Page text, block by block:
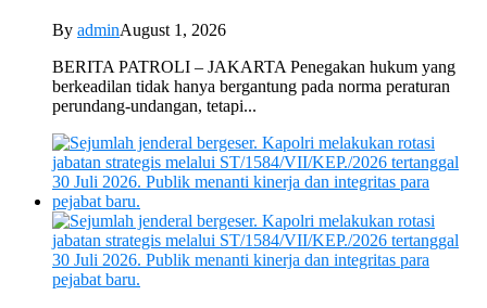
By adminAugust 1, 2026
BERITA PATROLI – JAKARTA Penegakan hukum yang
berkeadilan tidak hanya bergantung pada norma peraturan
perundang-undangan, tetapi...